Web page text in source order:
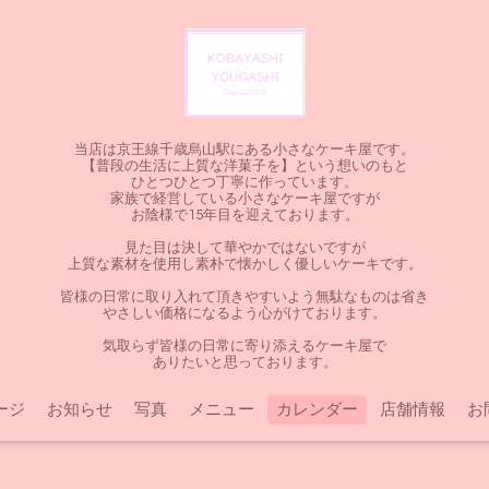
当店は京王線千歳烏山駅にある小さなケーキ屋です。
【普段の生活に上質な洋菓子を】という想いのもと
ひとつひとつ丁寧に作っています。
家族で経営している小さなケーキ屋ですが
お陰様で15年目を迎えております。
見た目は決して華やかではないですが
上質な素材を使用し素朴で懐かしく優しいケーキです。
皆様の日常に取り入れて頂きやすいよう無駄なものは省き
やさしい価格になるよう心がけております。
気取らず皆様の日常に寄り添えるケーキ屋で
ありたいと思っております。
ジ お知らせ 写真 メニュー カレンダー 店舗情報 お